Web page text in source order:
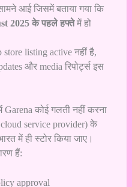
आई जिसमें बताया गया कि
2025 के पहले हफ्तेमें हो
listing active नहीं है,
और media रिपोर्ट्स इस
कोई गलती नहीं करना
cloud service provider) के
में ही स्टोर किया जाए।
हैं:
approval